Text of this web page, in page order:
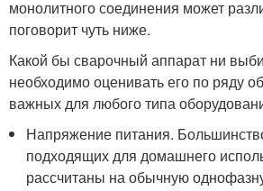
монолитного соединения может
поговорит чуть ниже.
Какой бы сварочный аппарат ни
необходимо оценивать его по ряду
важных для любого типа
Напряжение питания.
подходящих для домашнего
рассчитаны на обычную